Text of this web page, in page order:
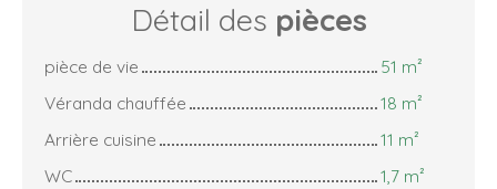
Détail des pièces
pièce de vie
51 m²
Véranda chauffée
18 m²
Arrière cuisine
11 m²
WC
1,7 m²